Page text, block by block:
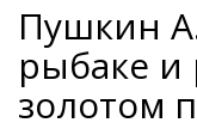
Пушкин
рыбаке и
золотом